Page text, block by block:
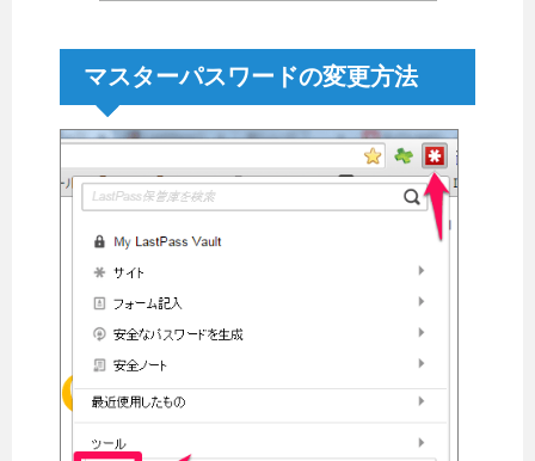
マスターパスワードの変更方法